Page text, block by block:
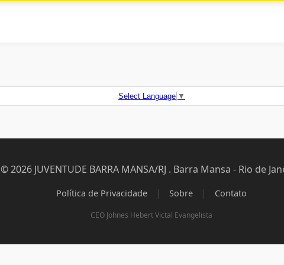
Select Language ▼
© 2026 JUVENTUDE BARRA MANSA/RJ . Barra Mansa - Rio de
Política de Privacidade | Sobre | Contato
CEO Johnes Hebert Victal Evangelista